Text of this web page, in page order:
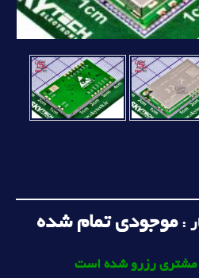
:موجودی تمام شده
مشتری رزرو شده است